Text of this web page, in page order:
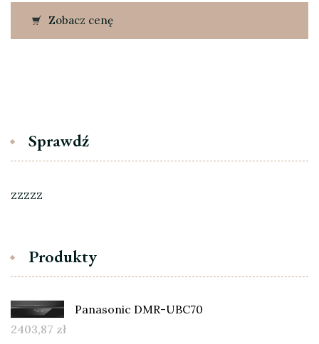
Zobacz cenę
Sprawdź
zzzzz
Produkty
Panasonic DMR-UBC70
2403,87 zł